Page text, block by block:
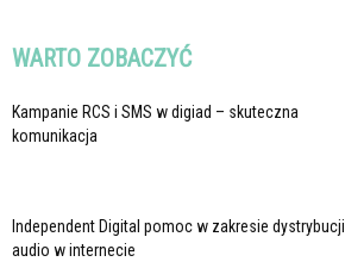
WARTO ZOBACZYĆ
Kampanie RCS i SMS w digiad – skuteczna
komunikacja
Independent Digital pomoc w zakresie dystrybucji
audio w internecie